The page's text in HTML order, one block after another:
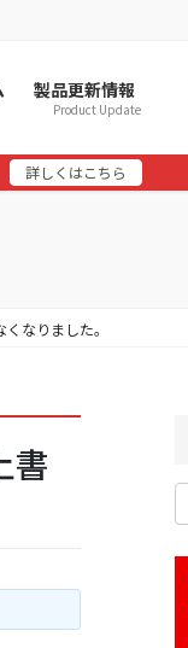
製品更新情報
Product Update
詳しくはこちら
なりました。
書